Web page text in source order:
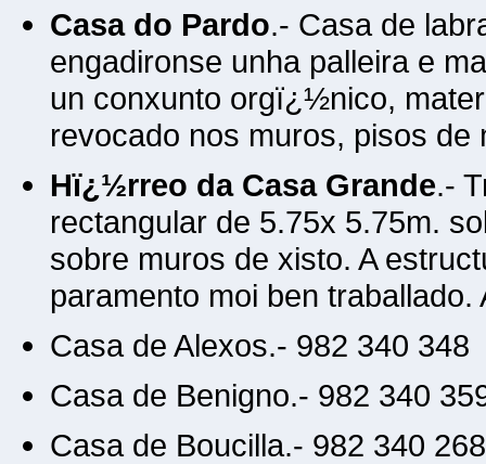
Casa do Pardo.- Casa de
engadironse unha palleira e
un conxunto orgï¿½nico,
revocado nos muros, pisos
Hï¿½rreo da Casa Grande.-
rectangular de 5.75x 5.75m.
sobre muros de xisto. A
paramento moi ben
Casa de Alexos.- 982 340 348
Casa de Benigno.- 982 340
Casa de Boucilla.- 982 340 268